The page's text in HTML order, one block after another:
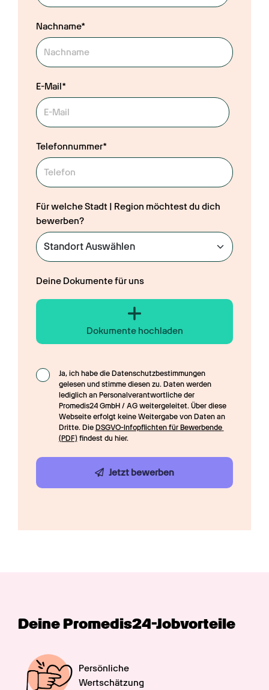
Nachname*
E-Mail*
Telefonnummer*
Für welche Stadt | Region möchtest du dich
bewerben?
Deine Dokumente für uns
Dokumente hochladen
Ja, ich habe die Datenschutzbestimmungen
gelesen und stimme diesen zu. Daten werden
lediglich an Personalverantwortliche der
Promedis24 GmbH / AG weitergeleitet. Über diese
Webseite erfolgt keine Weitergabe von Daten an
Dritte. Die DSGVO-Infopflichten für Bewerbende
(PDF) findest du hier.
Jetzt bewerben
Deine Promedis24-Jobvorteile
Persönliche
Wertschätzung